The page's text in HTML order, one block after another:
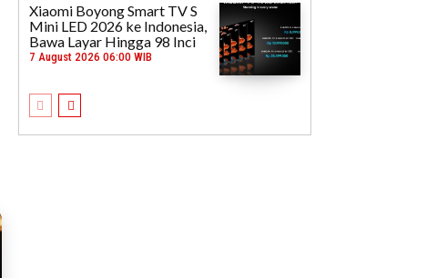
Xiaomi Boyong Smart TV S
Mini LED 2026 ke Indonesia,
Bawa Layar Hingga 98 Inci
7 August 2026 06:00 WIB